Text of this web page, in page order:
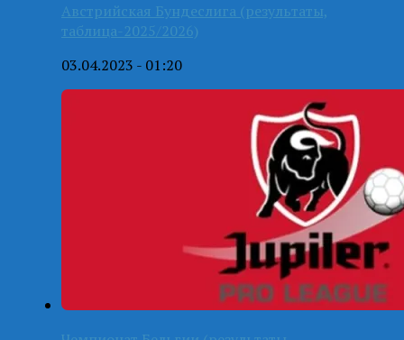
Австрийская Бундеслига (результаты,
таблица-2025/2026)
03.04.2023 - 01:20